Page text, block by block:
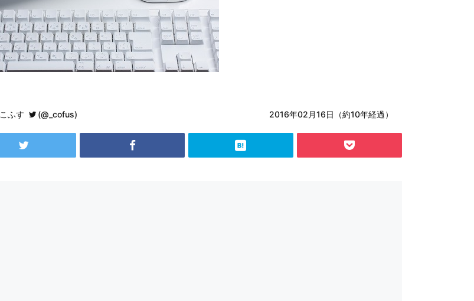
こふす (@_cofus) 2016年02月16日（約10年経過）